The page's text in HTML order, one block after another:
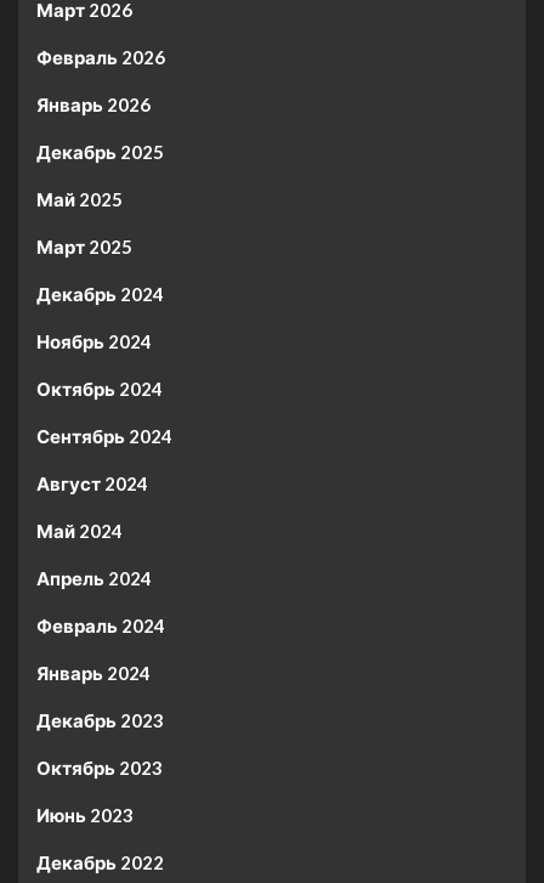
Март 2026
Февраль 2026
Январь 2026
Декабрь 2025
Май 2025
Март 2025
Декабрь 2024
Ноябрь 2024
Октябрь 2024
Сентябрь 2024
Август 2024
Май 2024
Апрель 2024
Февраль 2024
Январь 2024
Декабрь 2023
Октябрь 2023
Июнь 2023
Декабрь 2022